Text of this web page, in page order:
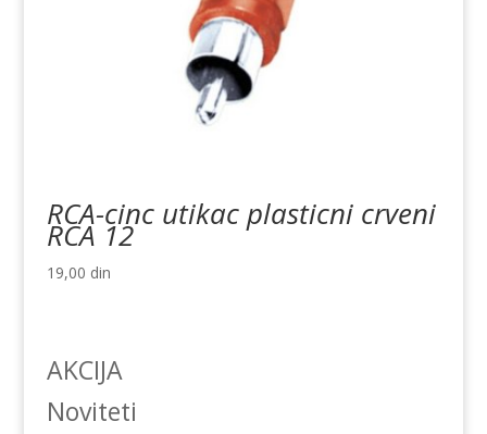
RCA-cinc utikac plasticni crveni
RCA 12
19,00 din
AKCIJA
Noviteti